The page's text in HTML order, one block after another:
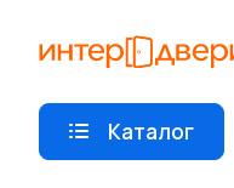
Каталог